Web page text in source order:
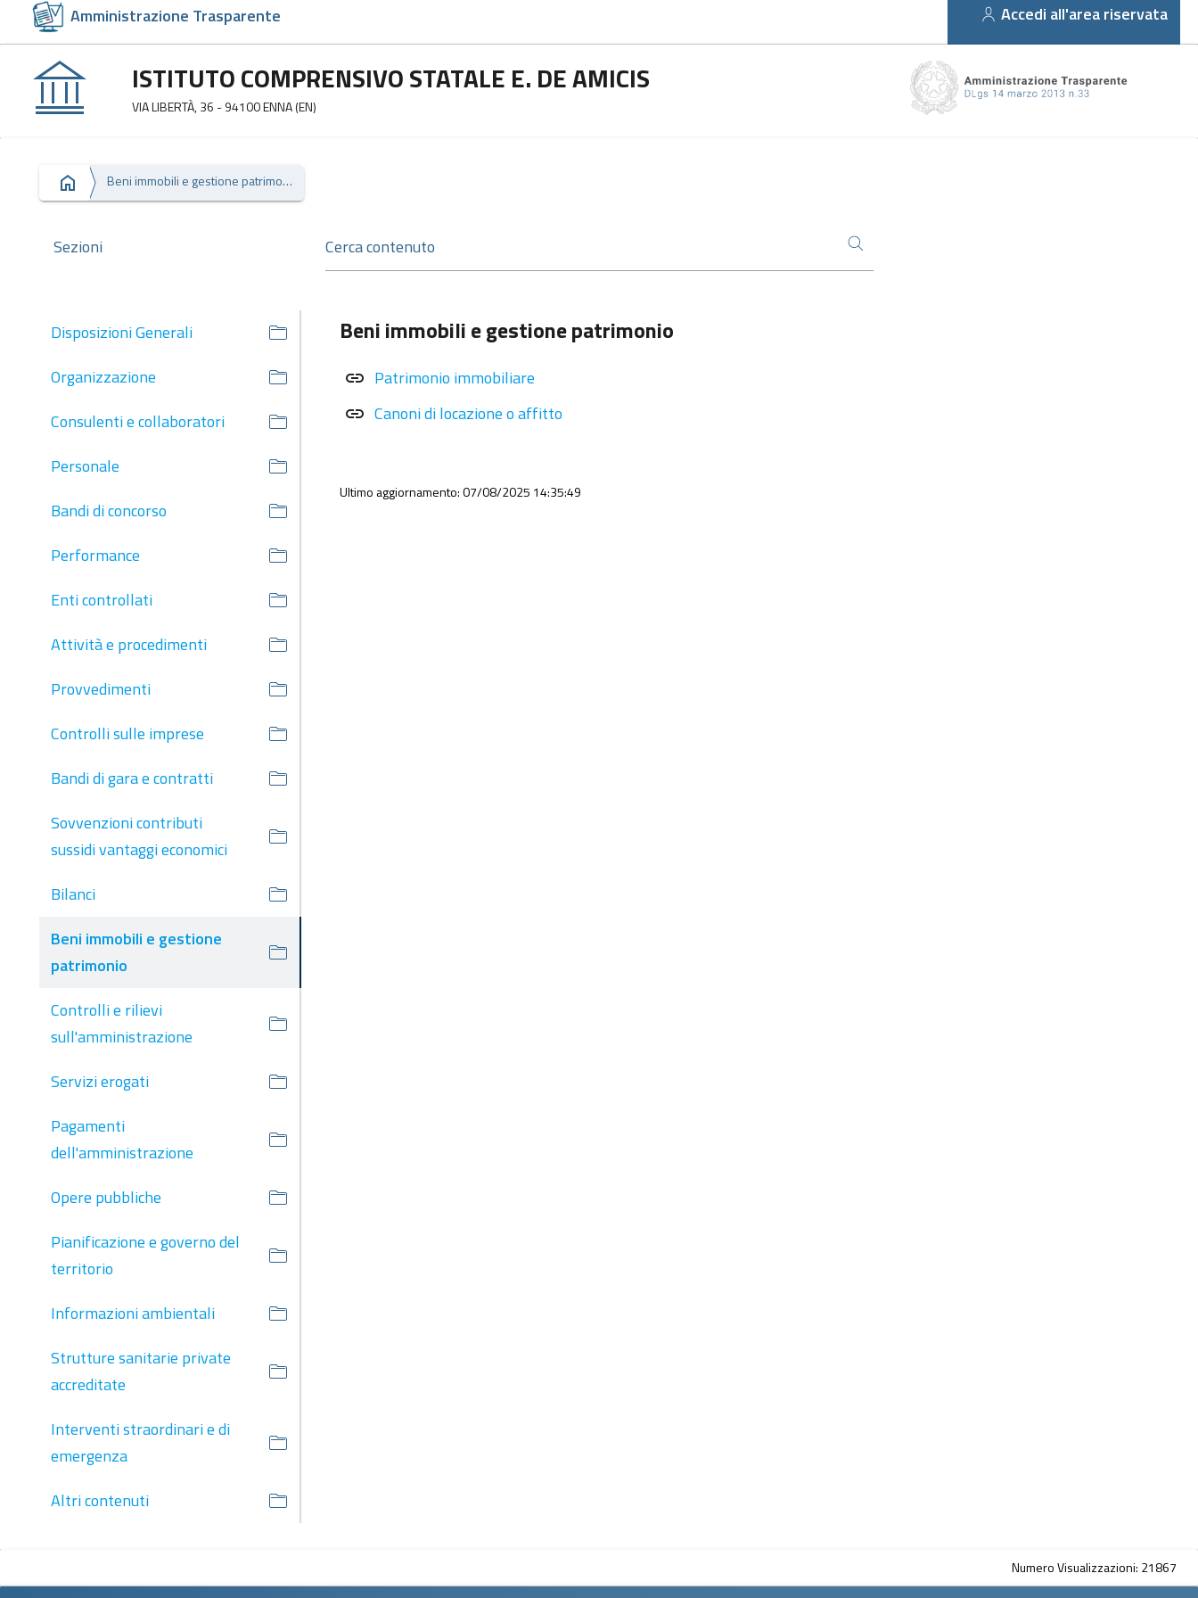
Amministrazione Trasparente Accedi all'area riservata
ISTITUTO COMPRENSIVO STATALE E. DE AMICIS
VIA LIBERTÀ, 36 - 94100 ENNA (EN)
Beni immobili e gestione patrimonio
Sezioni
Disposizioni Generali
Organizzazione
Consulenti e collaboratori
Personale
Bandi di concorso
Performance
Enti controllati
Attività e procedimenti
Provvedimenti
Controlli sulle imprese
Bandi di gara e contratti
Sovvenzioni contributi
sussidi vantaggi economici
Bilanci
Beni immobili e gestione
patrimonio
Controlli e rilievi
sull'amministrazione
Servizi erogati
Pagamenti
dell'amministrazione
Opere pubbliche
Pianificazione e governo del
territorio
Informazioni ambientali
Strutture sanitarie private
accreditate
Interventi straordinari e di
emergenza
Altri contenuti
Beni immobili e gestione patrimonio
link Patrimonio immobiliare
link Canoni di locazione o affitto
Ultimo aggiornamento: 07/08/2025 14:35:49
Numero Visualizzazioni: 21867